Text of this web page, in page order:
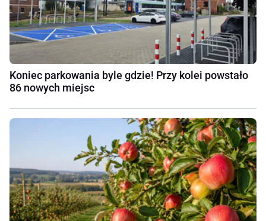
Koniec parkowania byle gdzie! Przy kolei powstało
86 nowych miejsc